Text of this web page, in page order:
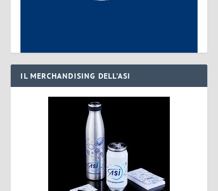
IL MERCHANDISING DELL’ASI